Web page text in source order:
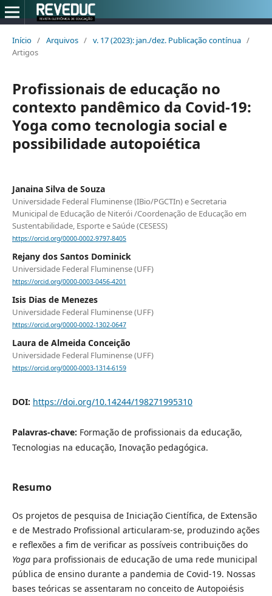
Início / Arquivos / v. 17 (2023): jan./dez. Publicação contínua /
Artigos
Profissionais de educação no
contexto pandêmico da Covid-19:
Yoga como tecnologia social e
possibilidade autopoiética
Janaina Silva de Souza
Universidade Federal Fluminense (IBio/PGCTIn) e Secretaria
Municipal de Educação de Niterói /Coordenação de Educação em
Sustentabilidade, Esporte e Saúde (CESESS)
https://orcid.org/0000-0002-9797-8405
Rejany dos Santos Dominick
Universidade Federal Fluminense (UFF)
https://orcid.org/0000-0003-0456-4201
Isis Dias de Menezes
Universidade Federal Fluminense (UFF)
https://orcid.org/0000-0002-1302-0647
Laura de Almeida Conceição
Universidade Federal Fluminense (UFF)
https://orcid.org/0000-0003-1314-6159
DOI: https://doi.org/10.14244/198271995310
Palavras-chave: Formação de profissionais da educação,
Tecnologias na educação, Inovação pedagógica.
Resumo
Os projetos de pesquisa de Iniciação Científica, de Extensão
e de Mestrado Profissional articularam-se, produzindo ações
e reflexões a fim de verificar as possíveis contribuições do
Yogapara profissionais de educação de uma rede municipal
pública de ensino durante a pandemia de Covid-19. Nossas
bases teóricas se assentaram no conceito de Autopoiésis